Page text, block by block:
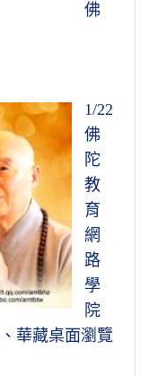
佛
1/22
佛
陀
教
育
網
路
學
院
華藏桌面瀏覽